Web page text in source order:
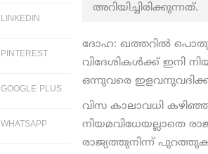
LINKEDIN
PINTEREST
GOOGLE PLUS
WHATSAPP
അറിയിച്ചിരിക്കുന്നത്.
ദോഹ: ഖത്തറില്‍
വിദേശികള്‍ക്ക് ഇനി
ഒന്നുവരെ
വിസ കാലാവധി
നിയമവിധേയല്ലാതെ
രാജ്യത്തുനിന്ന്